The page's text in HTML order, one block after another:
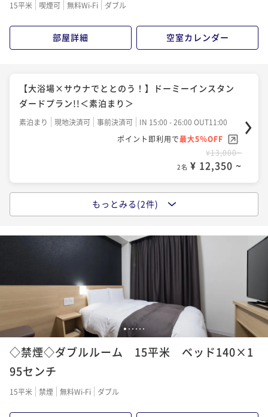
15平米 喫煙可 無料Wi-Fi ダブル
部屋詳細 空室カレンダー
【大浴場×サウナでととのう！】ドーミーインスタン
ダードプラン!!＜素泊まり＞
素泊まり 現地決済可 事前決済可
IN 15:00 - 26:00 OUT11:00
ポイント即利用で最大5％OFF
¥13,000~
2名 ¥ 12,350 ~
【大浴場×サウナでととのう！】ドーミーインスタン
事前決済可
IN 15:00 - 27:00 OUT11:00
ポイント即利用で
最大5％OFF
¥ 16,150 ~
【ロングステイ◆朝食付】13時イン～11時アウトの22
時間ステイプラン
もっとみる(2件)
1 2 34 5 6
◇禁煙◇ダブルルーム 15平米 ベッド140×1
95センチ
15平米 禁煙 無料Wi-Fi ダブル